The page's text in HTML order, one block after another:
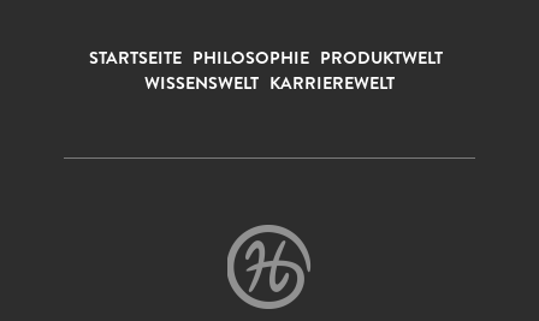
STARTSEITE PHILOSOPHIE PRODUKTWELT
WISSENSWELT KARRIEREWELT